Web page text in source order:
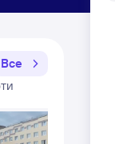
Все